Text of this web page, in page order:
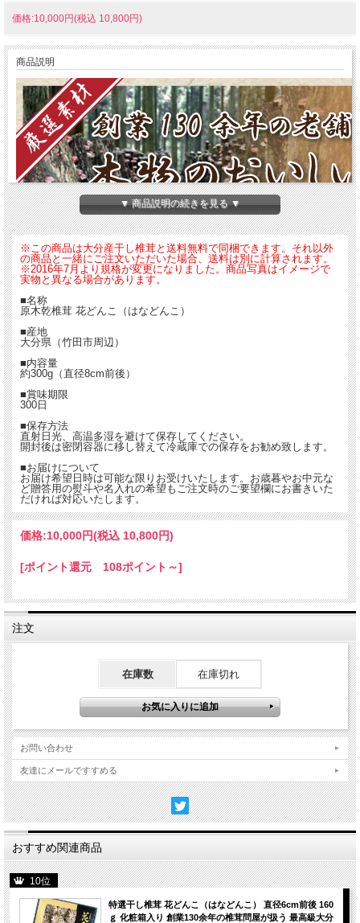
価格:10,000円(税込 10,800円)
商品説明
国内で最高級の干し椎茸
にもこだわってきた椎茸
椎茸づくりのプロによる
とにより、大分県の干し
見た目にも美しい、大分県
香り豊かな椎茸の最高峰がどんこです。中でも花どんこは、香り・旨み・歯ごたえ
天候条件に恵まれないとできないことから生産量も少なく希少です。
冬の厳しい自然の中、栽培に最も適したクヌギを寝床に栄養を蓄えながらゆっくりと
ンという生椎茸にはない特有の香り、また日本料理の三大うま味成分のひとつと言わ
しい贅沢な味わいがします。
▼ 商品説明の続きを見る ▼
※この商品は大分産干し椎茸と送料無料で同梱できます。それ以外
の商品と一緒にご注文いただいた場合、送料は別に計算されます。
※2016年7月より規格が変更になりました。商品写真はイメージで
実物と異なる場合があります。
■名称
原木乾椎茸 花どんこ（はなどんこ）
■産地
大分県（竹田市周辺）
■内容量
約300g（直径8cm前後）
■賞味期限
300日
■保存方法
直射日光、高温多湿を避けて保存してください。
開封後は密閉容器に移し替えて冷蔵庫での保存をお勧め致します。
■お届けについて
お届け希望日時は可能な限りお受けいたします。お歳暮やお中元な
ど贈答用の熨斗や名入れの希望もご注文時のご要望欄にお書きいた
だければ対応いたします。
価格:10,000円(税込 10,800円)
[ポイント還元 108ポイント～]
注文
在庫数 在庫切れ
お問い合わせ
友達にメールですすめる
おすすめ関連商品
10位
特選干し椎茸 花どんこ（はなどんこ） 直径6cm前後 160
ｇ 化粧箱入り 創業130余年の椎茸問屋が扱う 最高級大分